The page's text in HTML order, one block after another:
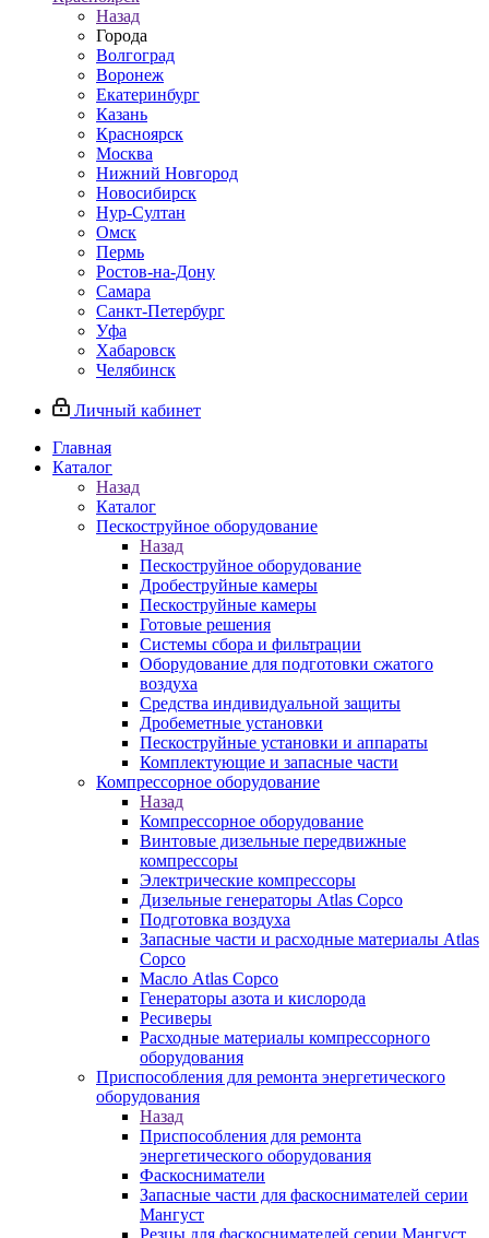
Назад
Города
Волгоград
Воронеж
Екатеринбург
Казань
Красноярск
Москва
Нижний Новгород
Новосибирск
Нур-Султан
Омск
Пермь
Ростов-на-Дону
Самара
Санкт-Петербург
Уфа
Хабаровск
Челябинск
Личный кабинет
Главная
Каталог
Назад
Каталог
Пескоструйное оборудование
Назад
Пескоструйное оборудование
Дробеструйные камеры
Пескоструйные камеры
Готовые решения
Системы сбора и фильтрации
Оборудование для подготовки сжатого
воздуха
Средства индивидуальной защиты
Дробеметные установки
Пескоструйные установки и аппараты
Комплектующие и запасные части
Компрессорное оборудование
Назад
Компрессорное оборудование
Винтовые дизельные передвижные
компрессоры
Электрические компрессоры
Дизельные генераторы Atlas Copco
Подготовка воздуха
Запасные части и расходные материалы Atlas
Copco
Масло Atlas Copco
Генераторы азота и кислорода
Ресиверы
Расходные материалы компрессорного
оборудования
Приспособления для ремонта энергетического
оборудования
Назад
Приспособления для ремонта
энергетического оборудования
Фаскосниматели
Запасные части для фаскоснимателей серии
Мангуст
Резцы для фаскоснимателей серии Мангуст